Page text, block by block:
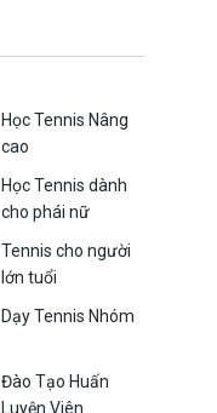
Học Tennis Nâng
cao
Học Tennis dành
cho phái nữ
Tennis cho người
lớn tuổi
Dạy Tennis Nhóm
Đào Tạo Huấn
Luyện Viên